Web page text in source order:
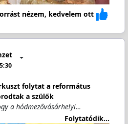
nézem, kedvelem ott
folytat a református
a szülők
a hódmezővásárhelyi…
Folytatódik...